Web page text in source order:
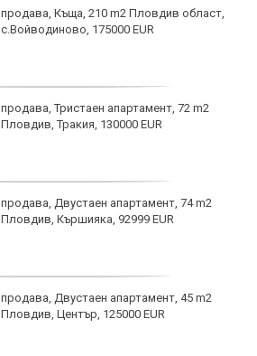
продава, Къща, 210 m2 Пловдив област,
с.Войводиново, 175000 EUR
продава, Тристаен апартамент, 72 m2
Пловдив, Тракия, 130000 EUR
продава, Двустаен апартамент, 74 m2
Пловдив, Кършияка, 92999 EUR
продава, Двустаен апартамент, 45 m2
Пловдив, Център, 125000 EUR